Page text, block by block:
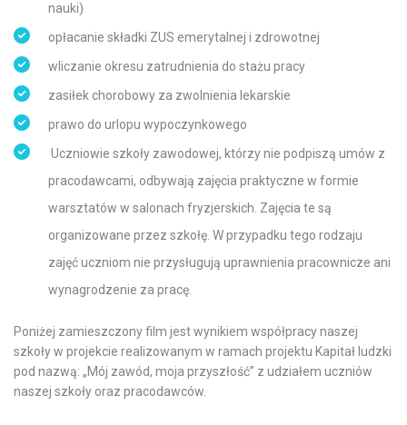
nauki)
opłacanie składki ZUS emerytalnej i zdrowotnej
wliczanie okresu zatrudnienia do stażu pracy
zasiłek chorobowy za zwolnienia lekarskie
prawo do urlopu wypoczynkowego
Uczniowie szkoły zawodowej, którzy nie podpiszą umów z
pracodawcami, odbywają zajęcia praktyczne w formie
warsztatów w salonach fryzjerskich. Zajęcia te są
organizowane przez szkołę. W przypadku tego rodzaju
zajęć uczniom nie przysługują uprawnienia pracownicze ani
wynagrodzenie za pracę.
Poniżej zamieszczony film jest wynikiem współpracy naszej
szkoły w projekcie realizowanym w ramach projektu Kapitał ludzki
pod nazwą: „Mój zawód, moja przyszłość” z udziałem uczniów
naszej szkoły oraz pracodawców.